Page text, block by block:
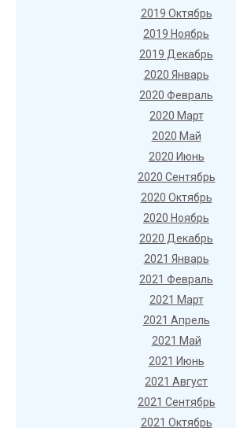
2019 Октябрь
2019 Ноябрь
2019 Декабрь
2020 Январь
2020 Февраль
2020 Март
2020 Май
2020 Июнь
2020 Сентябрь
2020 Октябрь
2020 Ноябрь
2020 Декабрь
2021 Январь
2021 Февраль
2021 Март
2021 Апрель
2021 Май
2021 Июнь
2021 Август
2021 Сентябрь
2021 Октябрь